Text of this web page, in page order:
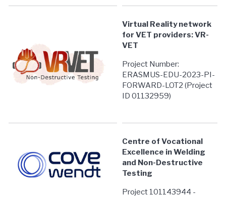
Virtual Reality network
for VET providers: VR-
VET
Project Number:
ERASMUS-EDU-2023-PI-
FORWARD-LOT2 (Project
ID 01132959)
Centre of Vocational
Excellence in Welding
and Non-Destructive
Testing
Project 101143944 -